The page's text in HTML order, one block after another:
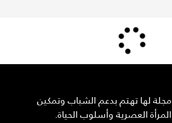
مجلة لها تهتم بدعم الشباب وتمكين
المرأة العصرية وأسلوب الحياة.